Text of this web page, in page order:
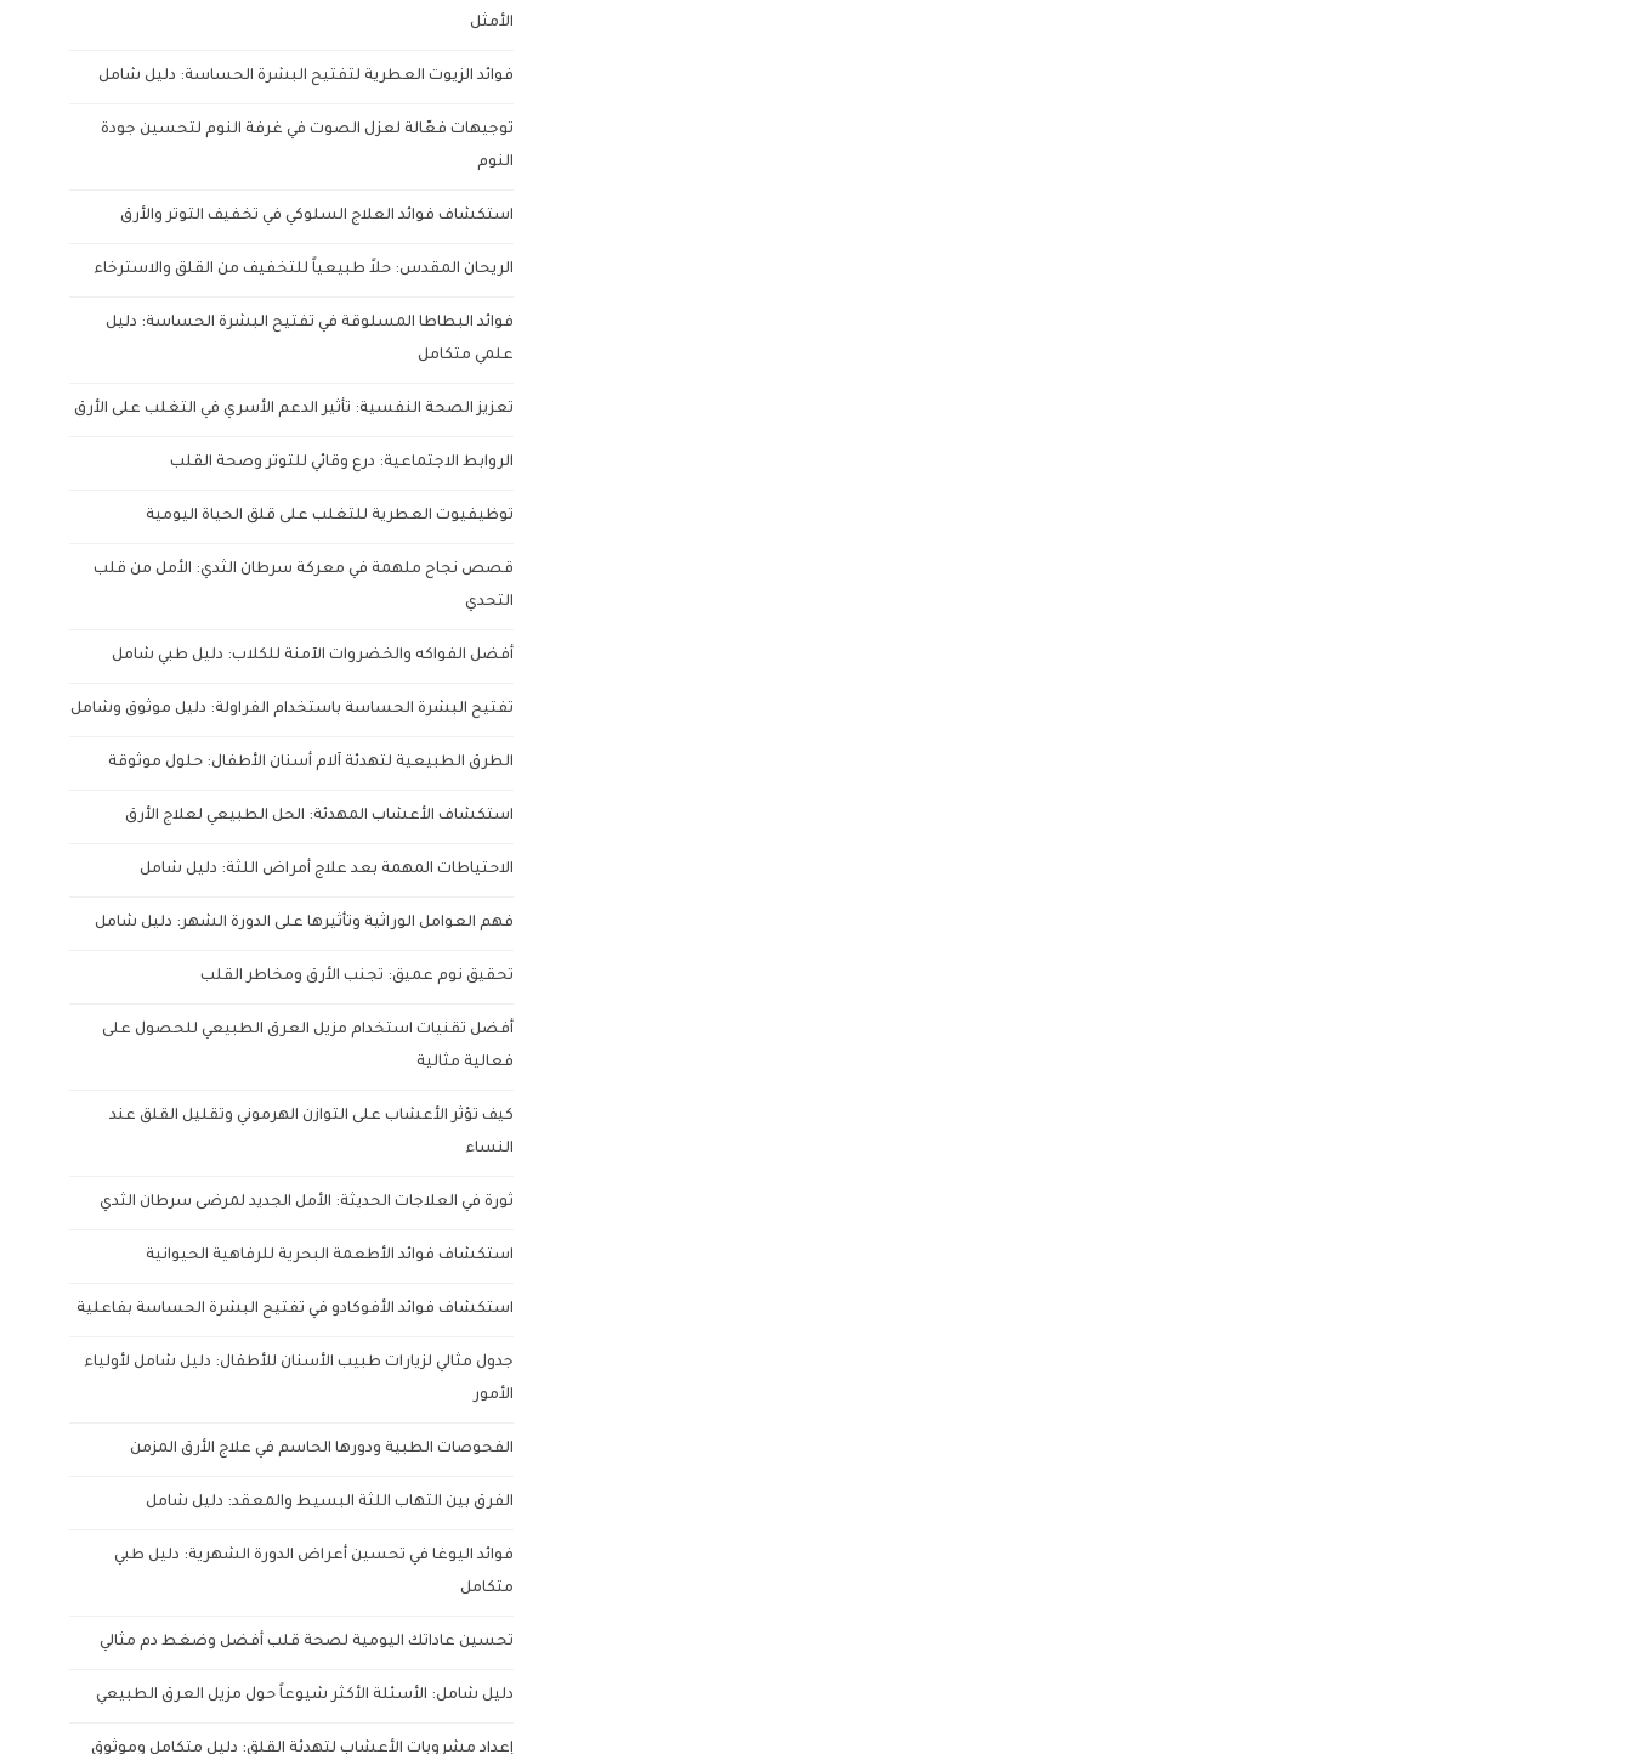
الأمثل
فوائد الزيوت العطرية لتفتيح البشرة الحساسة: دليل شامل
توجيهات فعّالة لعزل الصوت في غرفة النوم لتحسين جودة
النوم
استكشاف فوائد العلاج السلوكي في تخفيف التوتر والأرق
الريحان المقدس: حلاً طبيعياً للتخفيف من القلق والاسترخاء
فوائد البطاطا المسلوقة في تفتيح البشرة الحساسة: دليل
علمي متكامل
تعزيز الصحة النفسية: تأثير الدعم الأسري في التغلب على الأرق
الروابط الاجتماعية: درع وقائي للتوتر وصحة القلب
توظيفيوت العطرية للتغلب على قلق الحياة اليومية
قصص نجاح ملهمة في معركة سرطان الثدي: الأمل من قلب
التحدي
أفضل الفواكه والخضروات الآمنة للكلاب: دليل طبي شامل
تفتيح البشرة الحساسة باستخدام الفراولة: دليل موثوق وشامل
الطرق الطبيعية لتهدئة آلام أسنان الأطفال: حلول موثوقة
استكشاف الأعشاب المهدئة: الحل الطبيعي لعلاج الأرق
الاحتياطات المهمة بعد علاج أمراض اللثة: دليل شامل
فهم العوامل الوراثية وتأثيرها على الدورة الشهر: دليل شامل
تحقيق نوم عميق: تجنب الأرق ومخاطر القلب
أفضل تقنيات استخدام مزيل العرق الطبيعي للحصول على
فعالية مثالية
كيف تؤثر الأعشاب على التوازن الهرموني وتقليل القلق عند
النساء
ثورة في العلاجات الحديثة: الأمل الجديد لمرضى سرطان الثدي
استكشاف فوائد الأطعمة البحرية للرفاهية الحيوانية
استكشاف فوائد الأفوكادو في تفتيح البشرة الحساسة بفاعلية
جدول مثالي لزيارات طبيب الأسنان للأطفال: دليل شامل لأولياء
الأمور
الفحوصات الطبية ودورها الحاسم في علاج الأرق المزمن
الفرق بين التهاب اللثة البسيط والمعقد: دليل شامل
فوائد اليوغا في تحسين أعراض الدورة الشهرية: دليل طبي
متكامل
تحسين عاداتك اليومية لصحة قلب أفضل وضغط دم مثالي
دليل شامل: الأسئلة الأكثر شيوعاً حول مزيل العرق الطبيعي
إعداد مشروبات الأعشاب لتهدئة القلق: دليل متكامل وموثوق